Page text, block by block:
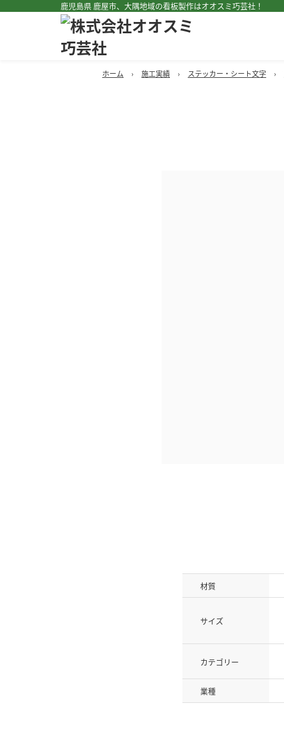
鹿児島県 鹿屋市、大隅地域の看板製作はオオスミ巧芸社！
ホーム › 施工実績 › ステッカー・シート文字 ›
材質
サイズ
カテゴリー
業種